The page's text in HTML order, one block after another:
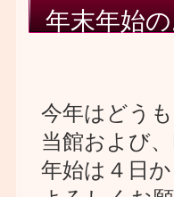
年末年始
今年はどう
当館および
年始は４日